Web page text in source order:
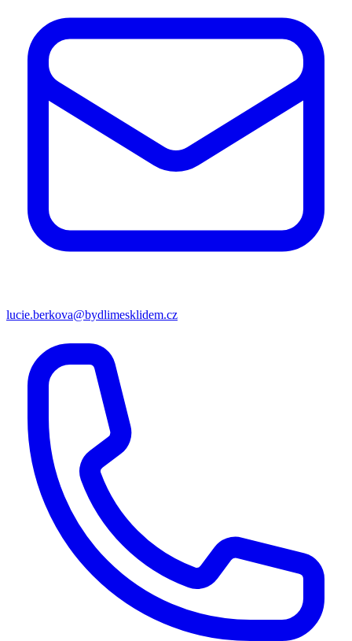
lucie.berkova@bydlimesklidem.cz